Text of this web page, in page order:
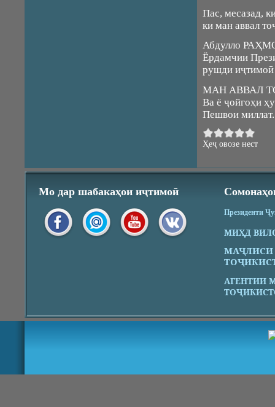
Пас, месазад,
ки ман аввал
Абдулло
Ёрдамчии
рушди иҷтимоӣ
МАН АВВАЛ
Ва ё ҷойгоҳи
Пешвои миллат.
Ҳеҷ овозе нест
Мо дар шабакаҳои иҷтимоӣ
Президенти
МИҲД
АГЕНТИИ